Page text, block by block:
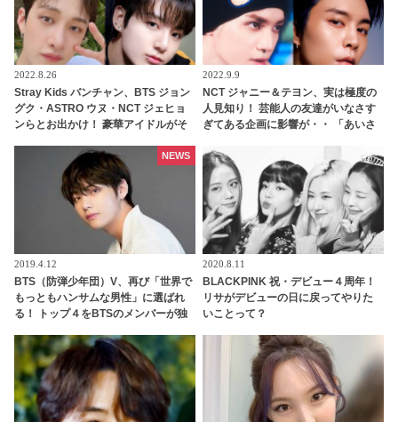
2022.8.26
Stray Kids バンチャン、BTS ジョン
グク・ASTRO ウヌ・NCT ジェヒョ
ンらとお出かけ！ 豪華アイドルがそ
り・・ ジョングクの英語力アップに
2022.9.9
NCT ジャニー＆テヨン、実は極度の
人見知り！ 芸能人の友達がいなさす
ぎてある企画に影響が・・ 「あいさ
上に低い社会性にびっくり
2019.4.12
BTS（防弾少年団）V、再び「世界で
もっともハンサムな男性」に選ばれ
る！ トップ４をBTSのメンバーが独
NEWS
2020.8.11
BLACKPINK 祝・デビュー４周年！
リサがデビューの日に戻ってやりた
いことって？